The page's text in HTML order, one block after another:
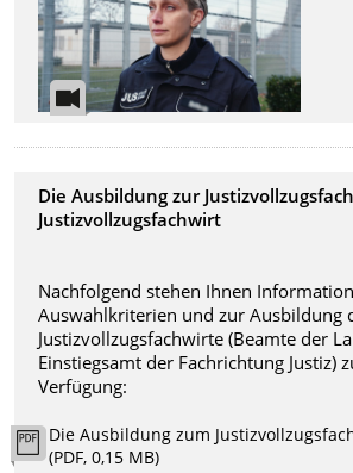
Die Ausbildung zur
Justizvollzugsfachwirt
Nachfolgend stehen Ihnen
Auswahlkriterien und zur Ausbildung
Justizvollzugsfachwirte (Beamte der
Einstiegsamt der Fachrichtung Justiz)
Verfügung:
Die Ausbildung zum
(PDF, 0,15 MB)